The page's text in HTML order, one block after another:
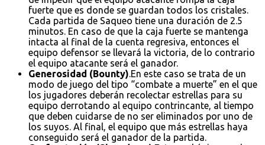
fuerte que es donde se guardan todos los cristales.
Cada partida de Saqueo tiene una duración de 2.5
minutos. En caso de que la caja fuerte se mantenga
intacta al final de la cuenta regresiva, entonces el
equipo defensor se llevará la victoria, de lo contrario
el equipo atacante será el ganador.
Generosidad (Bounty).En este caso se trata de un
modo de juego del tipo “combate a muerte” en el que
los jugadores deberán recolectar estrellas para su
equipo derrotando al equipo contrincante, al tiempo
que deben cuidarse de no ser eliminados por uno de
los suyos. Al final, el equipo que más estrellas haya
conseguido será el ganador de la partida.